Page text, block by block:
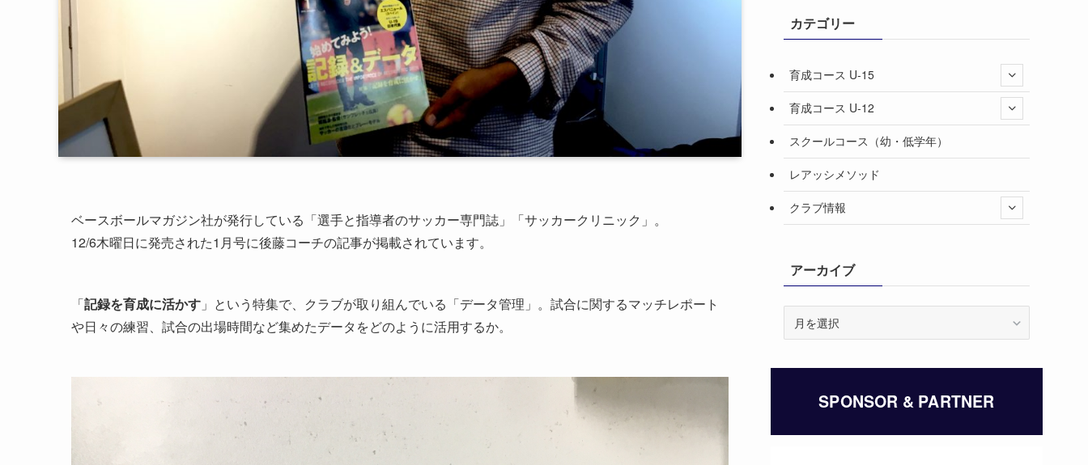
ベースボールマガジン社が発行している「選手と指導者のサッカー専門誌」「サッカークリニック」。
12/6木曜日に発売された1月号に後藤コーチの記事が掲載されています。
「記録を育成に活かす 」という特集で、クラブが取り組んでいる「データ管理」。試合に関するマッチレポート
や日々の練習、試合の出場時間など集めたデータをどのように活用するか。
カテゴリー
育成コース U-15
育成コース U-12
スクールコース（幼・低学年）
レアッシメソッド
クラブ情報
アーカイブ
イ
SPONSOR & PARTNER